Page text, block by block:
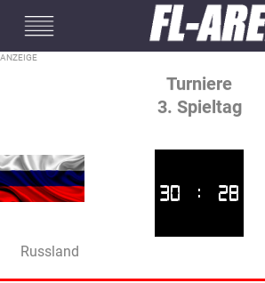
Turniere
3. Spieltag
Russland
30 : 28